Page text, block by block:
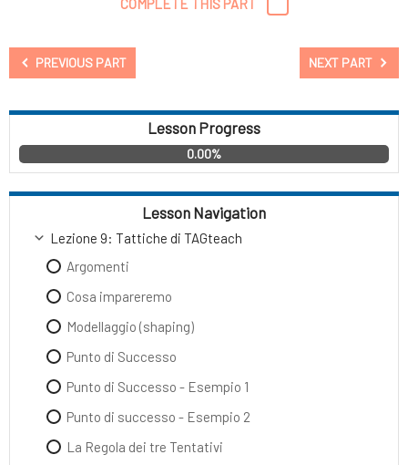
COMPLETE THIS PART
PREVIOUS PART NEXT PART
Lesson Progress
0.00%
Lesson Navigation
Lezione 9: Tattiche di TAGteach
Argomenti
Cosa impareremo
Modellaggio (shaping)
Punto di Successo
Punto di Successo - Esempio 1
Punto di successo - Esempio 2
La Regola dei tre Tentativi